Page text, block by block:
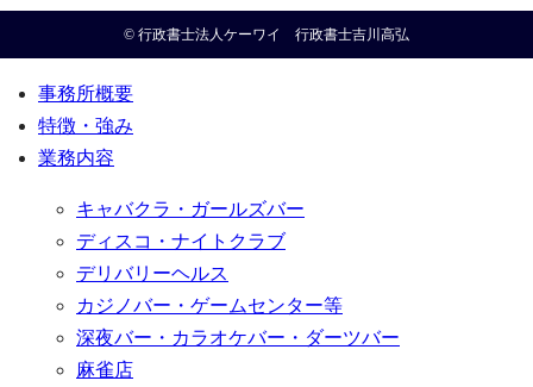
© 行政書士法人ケーワイ 行政書士吉川高弘
事務所概要
特徴・強み
業務内容
キャバクラ・ガールズバー
ディスコ・ナイトクラブ
デリバリーヘルス
カジノバー・ゲームセンター等
深夜バー・カラオケバー・ダーツバー
麻雀店